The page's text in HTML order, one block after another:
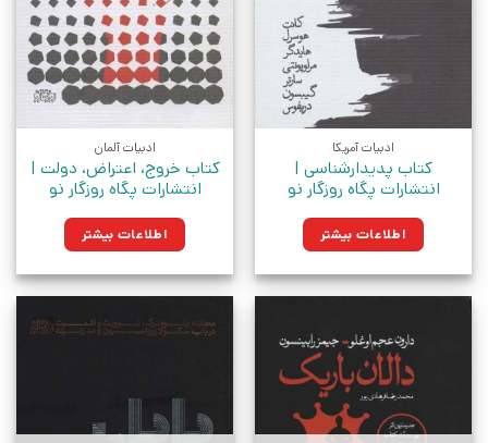
ادبیات آمریکا
کتاب پدیدارشناسی |
انتشارات پگاه روزگار نو
اطلاعات بیشتر
ادبیات آلمان
کتاب خروج، اعتراض، دولت |
انتشارات پگاه روزگار نو
اطلاعات بیشتر